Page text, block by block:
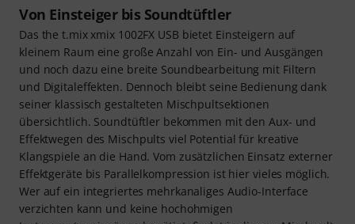
Von Einsteiger bis Soundtüftler
Das the t.mix xmix 1002FX USB bietet Einsteigern auf
kleinem Raum eine große Anzahl von Ein- und Ausgängen
und noch dazu eine breite Soundbearbeitung mit Filtern
und Digitaleffekten. Dennoch bleibt seine Bedienung dank
seiner klassisch gestalteten Mischpultsektionen
übersichtlich. Soundtüftler bekommen mit den Aux- und
Effektwegen des Mischpults viel Potential für kreative
Klangspiele an die Hand. Vom zusätzlichen Einsatz externer
Effektgeräte bis Parallelkompression ist hier vieles möglich.
Wer auf ein integriertes mehrkanaliges Audio-Interface
verzichten kann und keine hochohmigen